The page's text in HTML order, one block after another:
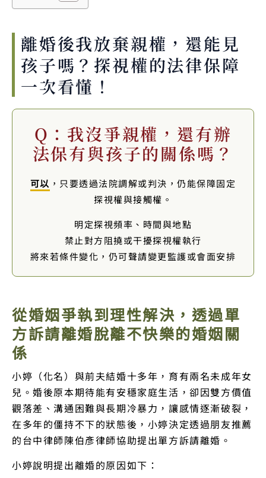
離婚後我放棄親權，還能見
孩子嗎？探視權的法律保障
一次看懂！
Q：我沒爭親權，還有辦
法保有與孩子的關係嗎？
可以 ，只要透過法院調解或判決，仍能保障固定
探視權與接觸權。
明定探視頻率、時間與地點
禁止對方阻撓或干擾探視權執行
將來若條件變化，仍可聲請變更監護或會面安排
從婚姻爭執到理性解決，透過單
方訴請離婚脫離不快樂的婚姻關
係
小婷（化名）與前夫結婚十多年，育有兩名未成年女
兒。婚後原本期待能有安穩家庭生活，卻因雙方價值
觀落差、溝通困難與長期冷暴力，讓感情逐漸破裂，
在多年的僵持不下的狀態後，小婷決定透過朋友推薦
的台中律師陳伯彥律師協助提出單方訴請離婚。
小婷說明提出離婚的原因如下：